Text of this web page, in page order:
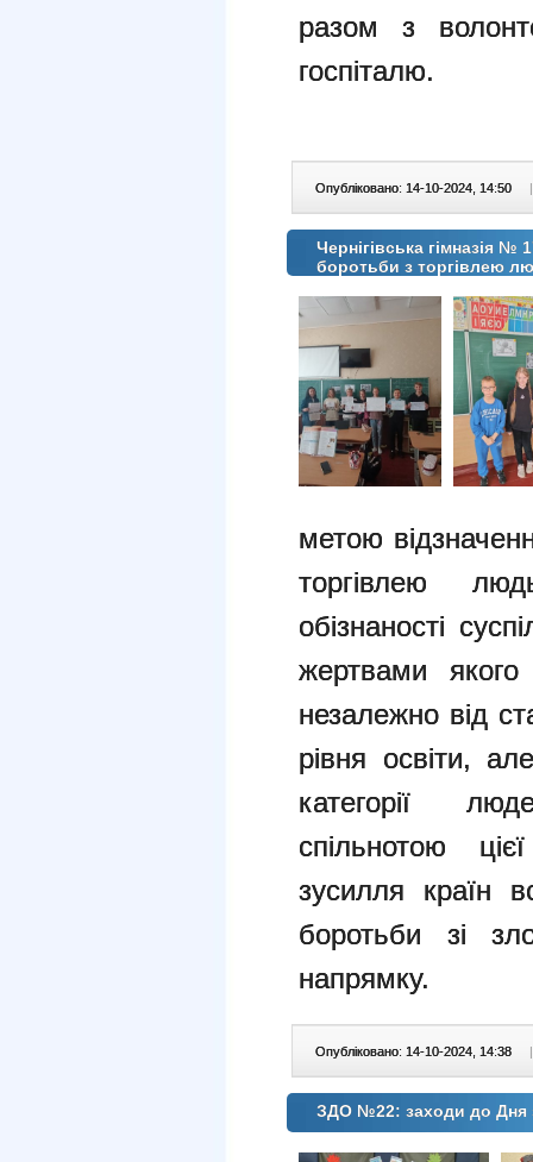
разом з
госпіталю.
Опубліковано: 14-10-2024, 14:50 |
Чернігівська гімназія
боротьби з торгівлею
метою
торгівлею
обізнаності
жертвами
незалежно від
рівня освіти,
категорії
спільнотою
зусилля країн
боротьби зі
напрямку.
Опубліковано: 14-10-2024, 14:38 |
ЗДО №22: заходи до Дня